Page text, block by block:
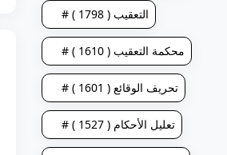
# التعقيب ( 1798 )
# محكمة التعقيب ( 1610 )
# تحريف الوقائع ( 1601 )
# تعليل الأحكام ( 1527 )